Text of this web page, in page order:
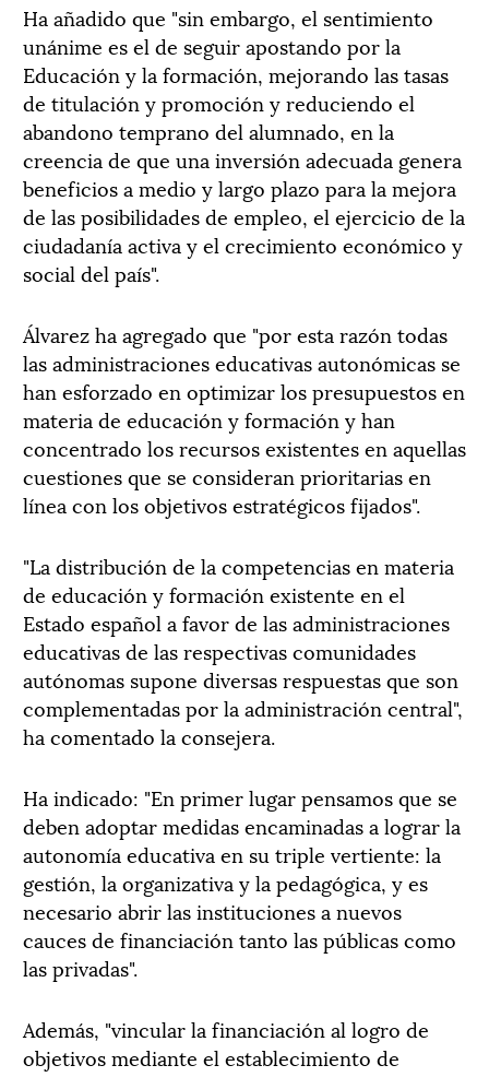
Ha añadido que "sin embargo, el sentimiento
unánime es el de seguir apostando por la
Educación y la formación, mejorando las tasas
de titulación y promoción y reduciendo el
abandono temprano del alumnado, en la
creencia de que una inversión adecuada genera
beneficios a medio y largo plazo para la mejora
de las posibilidades de empleo, el ejercicio de la
ciudadanía activa y el crecimiento económico y
social del país".
Álvarez ha agregado que "por esta razón todas
las administraciones educativas autonómicas se
han esforzado en optimizar los presupuestos en
materia de educación y formación y han
concentrado los recursos existentes en aquellas
cuestiones que se consideran prioritarias en
línea con los objetivos estratégicos fijados".
"La distribución de la competencias en materia
de educación y formación existente en el
Estado español a favor de las administraciones
educativas de las respectivas comunidades
autónomas supone diversas respuestas que son
complementadas por la administración central",
ha comentado la consejera.
Ha indicado: "En primer lugar pensamos que se
deben adoptar medidas encaminadas a lograr la
autonomía educativa en su triple vertiente: la
gestión, la organizativa y la pedagógica, y es
necesario abrir las instituciones a nuevos
cauces de financiación tanto las públicas como
las privadas".
Además, "vincular la financiación al logro de
objetivos mediante el establecimiento de